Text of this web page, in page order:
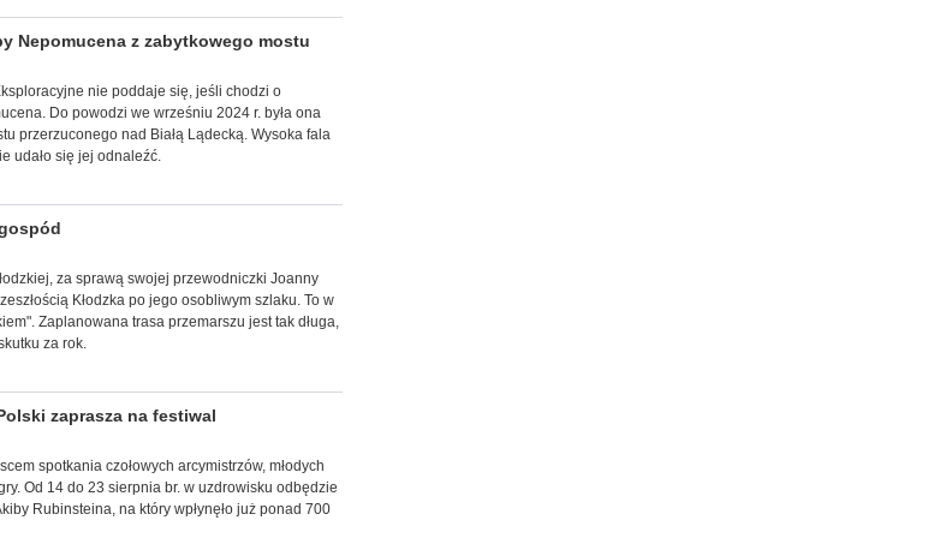
Nepomucena z zabytkowego mostu
nie poddaje się, jeśli chodzi o
Do powodzi we wrześniu 2024 r. była ona
przerzuconego nad Białą Lądecką. Wysoka fala
udało się jej odnaleźć.
za sprawą swojej przewodniczki Joanny
Kłodzka po jego osobliwym szlaku. To w
Zaplanowana trasa przemarszu jest tak długa,
za rok.
zaprasza na festiwal
spotkania czołowych arcymistrzów, młodych
Od 14 do 23 sierpnia br. w uzdrowisku odbędzie
Rubinsteina, na który wpłynęło już ponad 700